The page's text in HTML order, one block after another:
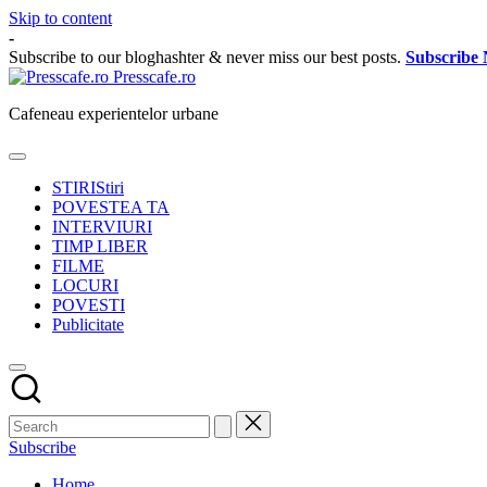
Skip to content
-
Subscribe to our bloghashter & never miss our best posts. Subscribe
Presscafe.ro
Cafeneau experientelor urbane
STIRIStiri
POVESTEA TA
INTERVIURI
TIMP LIBER
FILME
LOCURI
POVESTI
Publicitate
Subscribe